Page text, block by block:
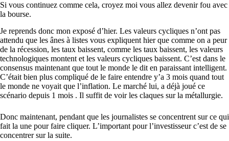
Si vous continuez comme cela, croyez moi vous allez devenir fou avec
la bourse.
Je reprends donc mon exposé d’hier. Les valeurs cycliques n’ont pas
attendu que les ânes à listes vous expliquent hier que comme on a peur
de la récession, les taux baissent, comme les taux baissent, les valeurs
technologiques montent et les valeurs cycliques baissent. C’est dans le
consensus maintenant que tout le monde le dit en paraissant intelligent.
C’était bien plus compliqué de le faire entendre y’a 3 mois quand tout
le monde ne voyait que l’inflation. Le marché lui, a déjà joué ce
scénario depuis 1 mois . Il suffit de voir les claques sur la métallurgie.
Donc maintenant, pendant que les journalistes se concentrent sur ce qui
fait la une pour faire cliquer. L’important pour l’investisseur c’est de se
concentrer sur la suite.